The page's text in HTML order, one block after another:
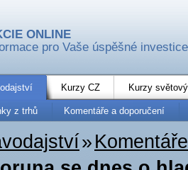
ONLINE
pro Vaše úspěšné investice
Kurzy CZ Kurzy
z trhů Komentáře a doporučení
»